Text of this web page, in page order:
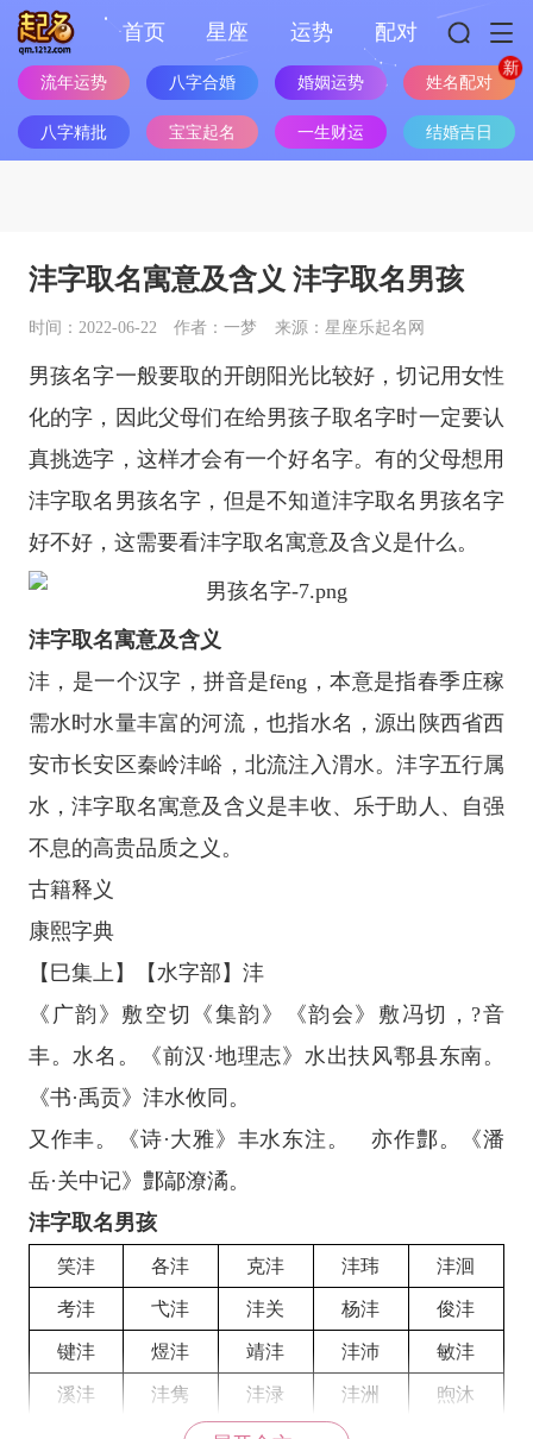
首页 星座 运势 配对
流年运势 八字合婚 婚姻运势 姓名配对
八字精批 宝宝起名 一生财运 结婚吉日
沣字取名寓意及含义 沣字取名男孩
时间：2022-06-22 作者：一梦 来源：星座乐起名网
男孩名字一般要取的开朗阳光比较好，切记用女性
化的字，因此父母们在给男孩子取名字时一定要认
真挑选字，这样才会有一个好名字。有的父母想用
沣字取名男孩名字，但是不知道沣字取名男孩名字
好不好，这需要看沣字取名寓意及含义是什么。
沣字取名寓意及含义
沣，是一个汉字，拼音是fēng，本意是指春季庄稼
需水时水量丰富的河流，也指水名，源出陕西省西
安市长安区秦岭沣峪，北流注入渭水。沣字五行属
水，沣字取名寓意及含义是丰收、乐于助人、自强
不息的高贵品质之义。
古籍释义
康熙字典
【巳集上】【水字部】沣
《广韵》敷空切《集韵》《韵会》敷冯切，?音
丰。水名。《前汉·地理志》水出扶风鄠县东南。
《书·禹贡》沣水攸同。
又作丰。《诗·大雅》丰水东注。 亦作鄷。《潘
岳·关中记》鄷鄗潦潏。
沣字取名男孩
笑沣 各沣 克沣 沣玮 沣洄
考沣 弋沣 沣关 杨沣 俊沣
键沣 煜沣 靖沣 沣沛 敏沣
溪沣 沣隽 沣渌 沣洲 煦沐